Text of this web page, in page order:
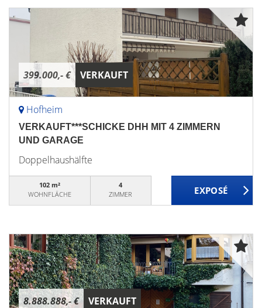
399.000,- € VERKAUFT
Hofheim
VERKAUFT***SCHICKE DHH MIT 4 ZIMMERN
UND GARAGE
Doppelhaushälfte
102 m²
WOHNFLÄCHE
4
ZIMMER
8.888.888,- € VERKAUFT